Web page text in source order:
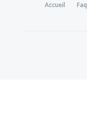
Accueil Faq